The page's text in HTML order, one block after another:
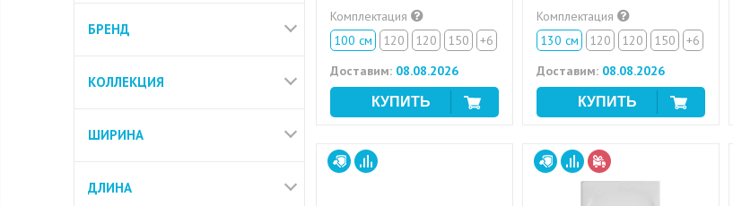
Чехия
БРЕНД
КОЛЛЕКЦИЯ
ШИРИНА
ДЛИНА
Комплектация
100 см
120 120 150
+6
Доставим: 08.08.2026
Комплектация
130 см
120 120 150
+6
Доставим: 08.08.2026